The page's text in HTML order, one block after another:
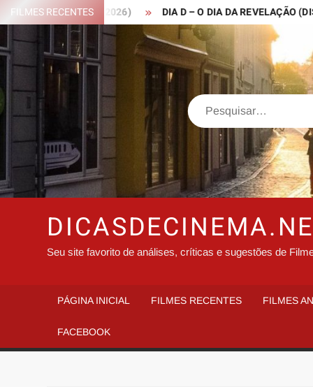
Skip
to
content
FILMES RECENTES
HOOD – 2026) DIA D – O DIA DA REVELAÇÃO
Search
Seu site favorito de análises, críticas e sugestões de
PÁGINA INICIAL FILMES RECENTES FILMES
FACEBOOK